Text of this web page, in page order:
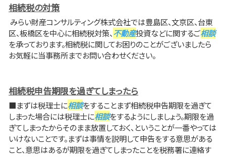
相続税の対策
みらい財産コンサルティング株式会社では豊島区、文京区、台東
区、板橋区を中心に相続税対策、不動産投資などに関するご相談
を承っております。相続税に関してお困りのことがございましたら
お気軽に当事務所までお問い合わせください。
相続税申告期限を過ぎてしまったら
■まずは税理士に相談をすることまず相続税申告期限を過ぎて
しまった場合には税理士に相談をするようにしましょう。期限を過
ぎてしまったからそのまま放置しておく、ということが一番やっては
いけないことです。まずは事情を説明して申告をする意思がある
こと、意思はあるが期限を過ぎてしまったことを税務署に連絡す